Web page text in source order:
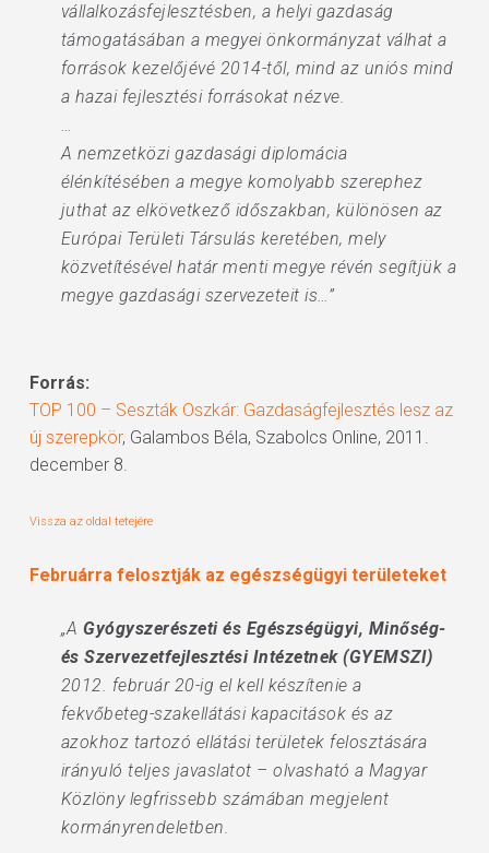
vállalkozásfejlesztésben, a helyi gazdaság
támogatásában a megyei önkormányzat válhat a
források kezelőjévé 2014-től, mind az uniós mind
a hazai fejlesztési forrásokat nézve.
…
A nemzetközi gazdasági diplomácia
élénkítésében a megye komolyabb szerephez
juthat az elkövetkező időszakban, különösen az
Európai Területi Társulás keretében, mely
közvetítésével határ menti megye révén segítjük a
megye gazdasági szervezeteit is…”
Forrás:
TOP 100 – Seszták Oszkár: Gazdaságfejlesztés lesz az
új szerepkör, Galambos Béla, Szabolcs Online, 2011.
december 8.
Vissza az oldal tetejére
Februárra felosztják az egészségügyi területeket
„AGyógyszerészeti és Egészségügyi, Minőség-
és Szervezetfejlesztési Intézetnek (GYEMSZI)
2012. február 20-ig el kell készítenie a
fekvőbeteg-szakellátási kapacitások és az
azokhoz tartozó ellátási területek felosztására
irányuló teljes javaslatot – olvasható a Magyar
Közlöny legfrissebb számában megjelent
kormányrendeletben.